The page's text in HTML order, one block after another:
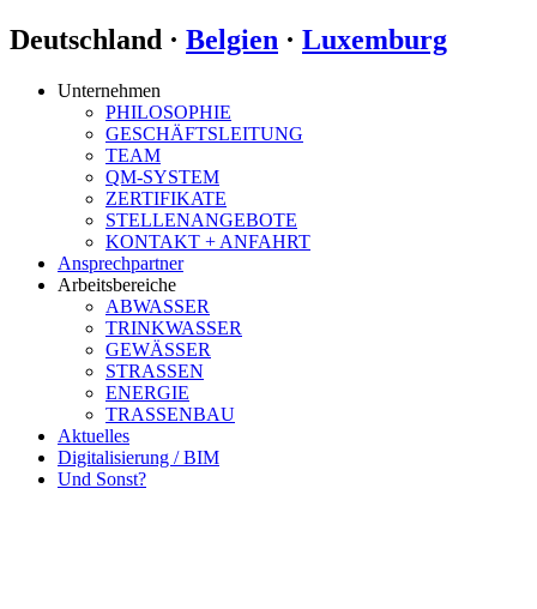
Deutschland · Belgien · Luxemburg
Unternehmen
PHILOSOPHIE
GESCHÄFTSLEITUNG
TEAM
QM-SYSTEM
ZERTIFIKATE
STELLENANGEBOTE
KONTAKT + ANFAHRT
Ansprechpartner
Arbeitsbereiche
ABWASSER
TRINKWASSER
GEWÄSSER
STRASSEN
ENERGIE
TRASSENBAU
Aktuelles
Digitalisierung / BIM
Und Sonst?